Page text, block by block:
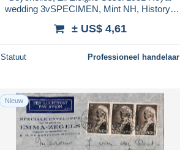
wedding 3vSPECIMEN, Mint NH, History -
± US$ 4,61
Statuut Professioneel handelaar
Nieuw